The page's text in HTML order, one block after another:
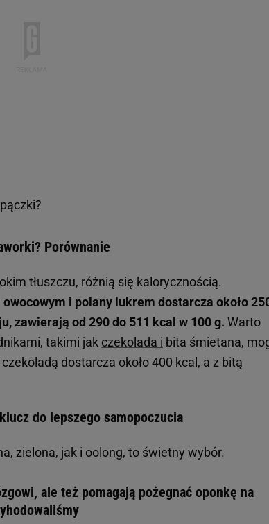
Porównanie
tłuszczu, różnią się kalorycznością.
i polany lukrem dostarcza około
zawierają od 290 do 511 kcal w 100 g. Warto
takimi jak czekolada i bita śmietana,
dostarcza około 400 kcal, a z bitą
do lepszego samopoczucia
zielona, jak i oolong, to świetny wybór.
ale też pomagają pożegnać oponkę na